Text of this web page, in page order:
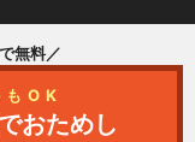
無料／
もOK
おためし